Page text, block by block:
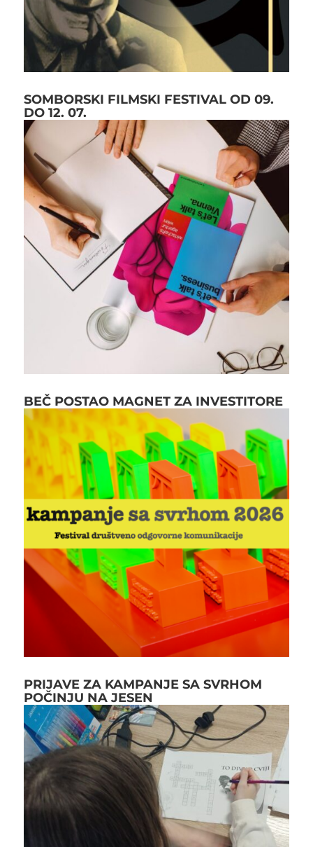
SOMBORSKI FILMSKI FESTIVAL OD 09.
DO 12. 07.
BEČ POSTAO MAGNET ZA INVESTITORE
PRIJAVE ZA KAMPANJE SA SVRHOM
POČINJU NA JESEN